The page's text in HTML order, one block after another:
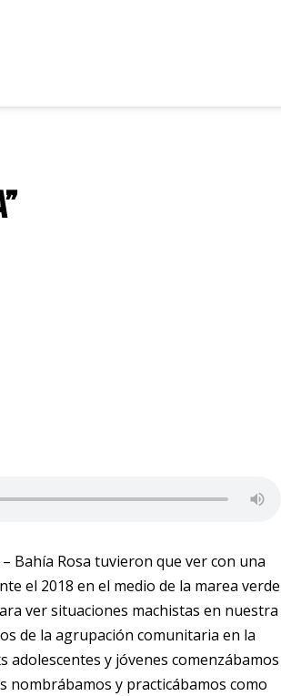
Bahía Rosa tuvieron que ver con una
el 2018 en el medio de la marea verde
ver situaciones machistas en nuestra
de la agrupación comunitaria en la
adolescentes y jóvenes comenzábamos
nombrábamos y practicábamos como